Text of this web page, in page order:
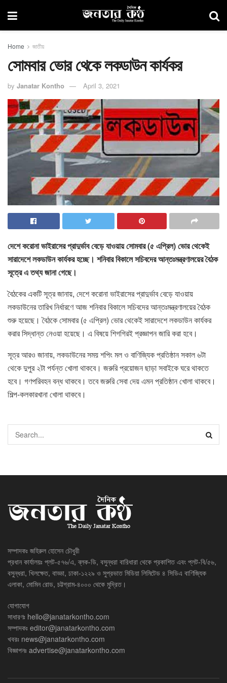
Home জাতীয়
সোমবার ভোর থেকে লকডাউন কার্যকর
by Janatar Kontho April 3, 2021
দেশে করোনা ভাইরাসের প্রাদুর্ভাব বেড়ে যাওয়ায় সোমবার (৫ এপ্রিল) ভোর থেকেই
সারাদেশে লকডাউন কার্যকর হচ্ছে। শনিবার বিকালে সচিবদের আন্তঃমন্ত্রণালয়ের বৈঠক
সূত্রে এ তথ্য জানা গেছে।
বৈঠকের একটি সূত্র জানায়, দেশে করোনা ভাইরাসের প্রাদুর্ভাব বেড়ে যাওয়ায়
লকডাউনের তারিখ নির্ধারণে আজ শনিবার বিকালে সচিবদের আন্তঃমন্ত্রণালয়ের বৈঠক
শুরু হয়েছে। বৈঠকে সোমবার (৫ এপ্রিল) ভোর থেকেই সারাদেশে লকডাউন কার্যকর
করার সিদ্ধান্ত নেওয়া হয়েছে। এ বিষয়ে শিগগিরই প্রজ্ঞাপন জারি করা হবে।
সূত্র আরও জানায়, লকডাউনের সময় শপিং মল ও বাণিজ্যিক প্রতিষ্ঠান সকাল ৬টা
থেকে দুপুর ২টা পর্যন্ত খোলা থাকবে। জরুরি প্রয়োজন ছাড়া সবাইকে ঘরে থাকতে
হবে। গণপরিবহন বন্ধ থাকবে। তবে জরুরি সেবা দেয় এমন প্রতিষ্ঠান খোলা থাকবে।
শিল্প-কলকারখানা খোলা থাকবে।
সম্পাদকঃ জহিরুল হোসেন চৌধুরী
প্রধান কার্যালয়ঃ প্লট-৫৭৬/এ, ব্লক-ডি, বসুন্ধরা বারিধারা থেকে প্রকাশিত এবং প্লট-বি/৫৬,
বসুন্ধরা, খিলক্ষেত, বাড্ডা, ঢাকা-১২২৯ ও সুপ্রভাত মিডিয়া লিমিটেড ৪ সিডিএ বাণিজ্যিক
এলাকা, মোমিন রোড, চট্টগ্রাম-৪০০০ থেকে মুদ্রিত।
যোগাযোগ
সাধারণঃ hello@janatarkontho.com
সম্পাদকঃ editor@janatarkontho.com
খবরঃ news@janatarkontho.com
বিজ্ঞাপনঃ advertise@janatarkontho.com